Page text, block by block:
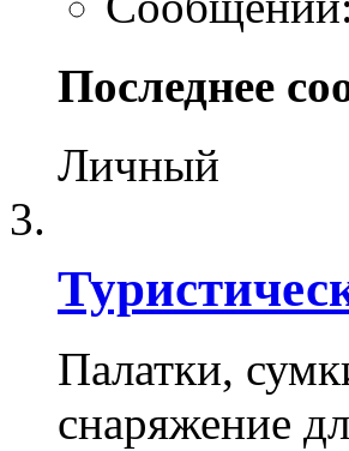
Последнее
Личный
Палатки,
снаряжение